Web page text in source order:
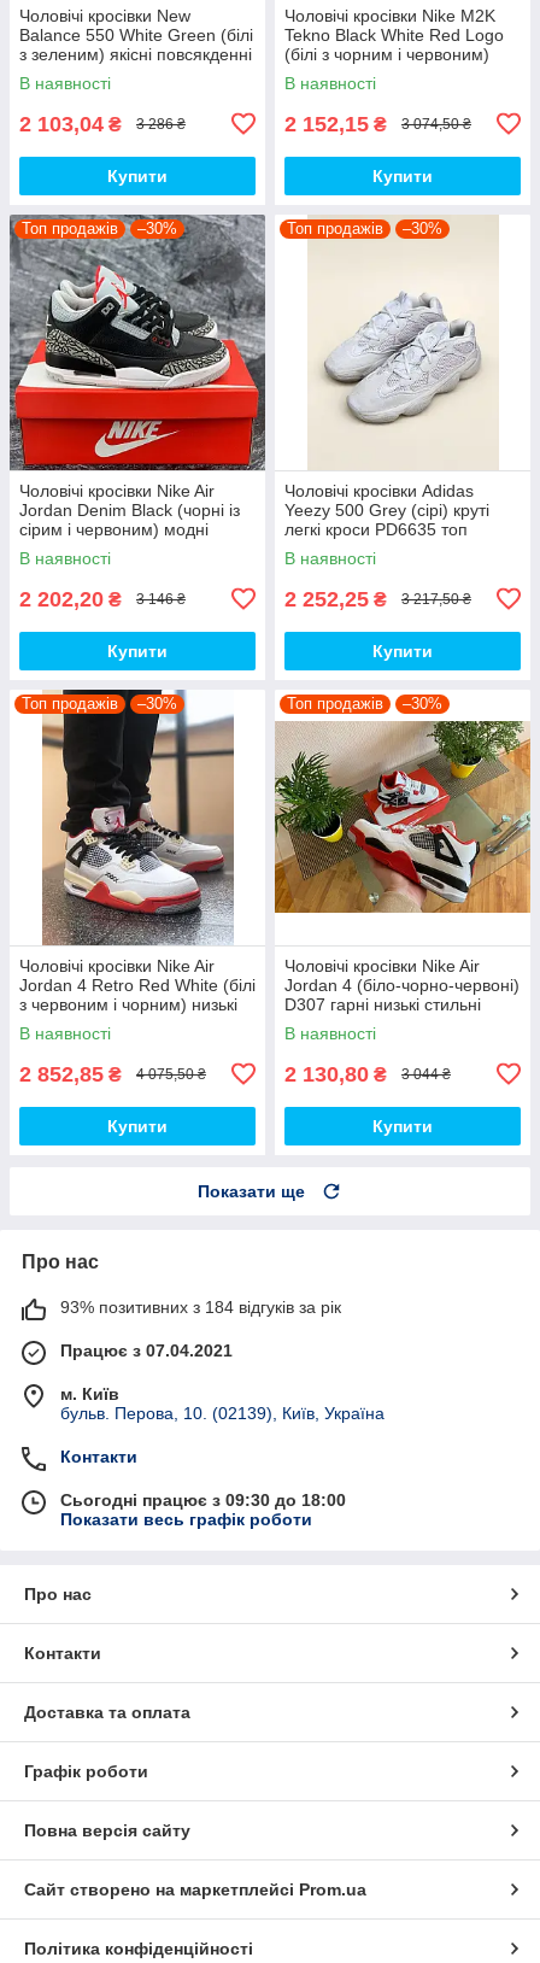
Чоловічі кросівки New
Balance 550 White Green (білі
з зеленим) якісні повсякденні
кроси NB020 top
В наявності
2 103,04 ₴ 3 286 ₴
Купити
Чоловічі кросівки Nike M2K
Tekno Black White Red Logo
(білі з чорним і червоним)
спортивні демі кроси PD7430
топ
В наявності
2 152,15 ₴ 3 074,50 ₴
Купити
Топ продажів –30%
Чоловічі кросівки Nike Air
Jordan Denim Black (чорні із
сірим і червоним) модні
демісезонні кроси PD7043
топ
В наявності
2 202,20 ₴ 3 146 ₴
Купити
Топ продажів –30%
Чоловічі кросівки Adidas
Yeezy 500 Grey (сірі) круті
легкі кроси PD6635 топ
В наявності
2 252,25 ₴ 3 217,50 ₴
Купити
Топ продажів –30%
Чоловічі кросівки Nike Air
Jordan 4 Retro Red White (білі
з червоним і чорним) низькі
демі кроси PD7361 топ
В наявності
2 852,85 ₴ 4 075,50 ₴
Купити
Топ продажів –30%
Чоловічі кросівки Nike Air
Jordan 4 (біло-чорно-червоні)
D307 гарні низькі стильні
кроси топ
В наявності
2 130,80 ₴ 3 044 ₴
Купити
Показати ще
Про нас
93% позитивних з 184 відгуків за рік
Працює з 07.04.2021
м. Київ
бульв. Перова, 10. (02139), Київ, Україна
Контакти
Сьогодні працює з 09:30 до 18:00
Показати весь графік роботи
Про нас
Контакти
Доставка та оплата
Графік роботи
Повна версія сайту
Сайт створено на маркетплейсі Prom.ua
Політика конфіденційності